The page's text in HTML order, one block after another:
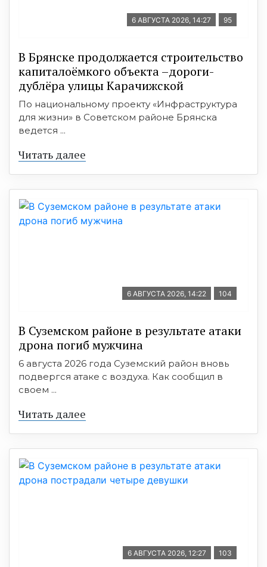
6 АВГУСТА 2026, 14:27 95
В Брянске продолжается строительство
капиталоёмкого объекта –дороги-
дублёра улицы Карачижской
По национальному проекту «Инфраструктура
для жизни» в Советском районе Брянска
ведется ...
Читать далее
6 АВГУСТА 2026, 14:22 104
В Суземском районе в результате атаки
дрона погиб мужчина
6 августа 2026 года Суземский район вновь
подвергся атаке с воздуха. Как сообщил в
своем ...
Читать далее
6 АВГУСТА 2026, 12:27 103